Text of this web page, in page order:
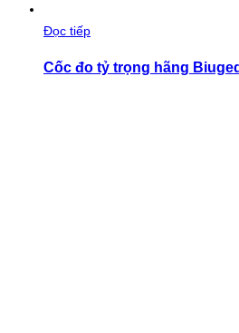
Đọc tiếp
Cốc đo tỷ trọng hãng